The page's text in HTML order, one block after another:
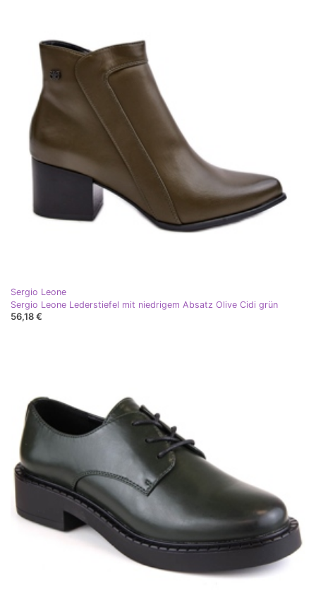
Sergio Leone
Sergio Leone Lederstiefel mit niedrigem Absatz Olive Cidi grün
56,18 €